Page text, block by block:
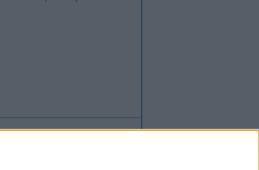
regístratepara enviar comentarios